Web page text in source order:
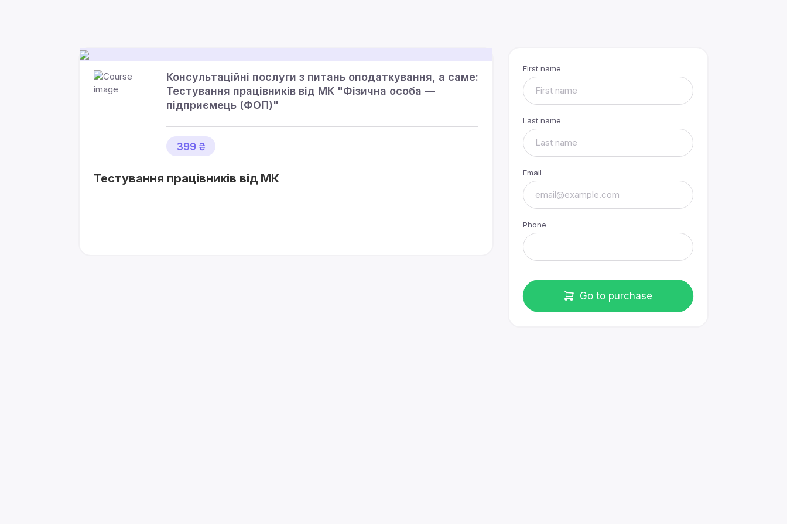
Консультаційні послуги з питань оподаткування, а саме:
Тестування працівників від МК "Фізична особа —
підприємець (ФОП)"
399 ₴
Тестування працівників від МК
First name
Last name
Email
Phone
Go to purchase